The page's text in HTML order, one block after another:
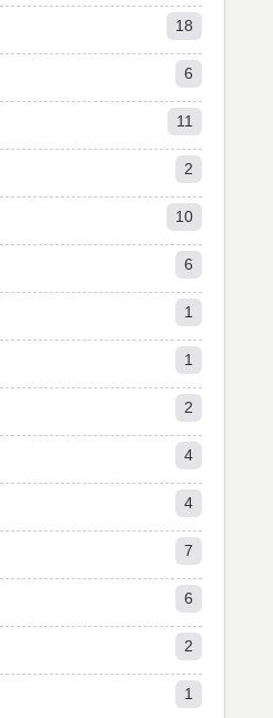
18
6
11
2
10
6
1
1
2
4
4
7
6
2
1